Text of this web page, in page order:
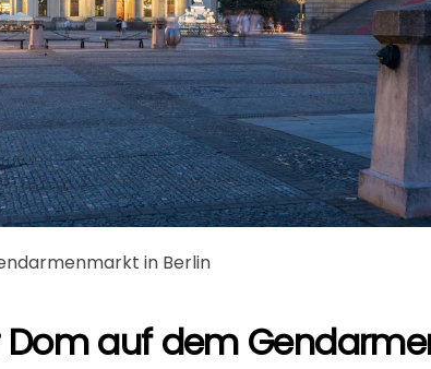
in Berlin
Dom auf dem